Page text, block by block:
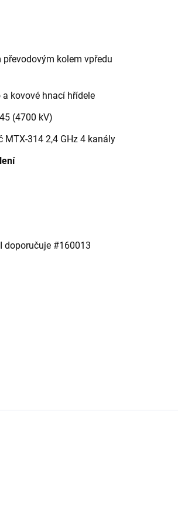
kolem vpředu
kovové hnací hřídele
(4700 kV)
MTX-314 2,4 GHz 4 kanály
doporučuje #160013